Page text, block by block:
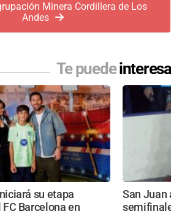
Minera Cordillera de Los
Andes
Te puede
su etapa
Barcelona en
San Juan